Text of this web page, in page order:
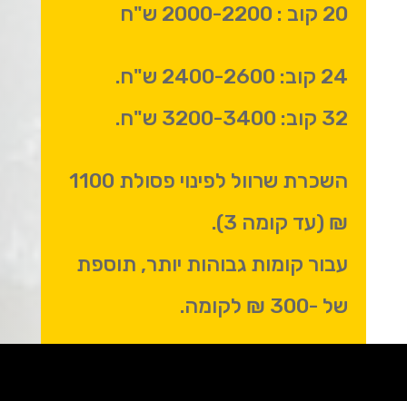
20 קוב : 2000-2200 ש"ח
24 קוב: 2400-2600 ש"ח.
32 קוב: 3200-3400 ש"ח.
השכרת שרוול לפינוי פסולת 1100
₪ (עד קומה 3).
עבור קומות גבוהות יותר, תוספת
של -300 ₪ לקומה.